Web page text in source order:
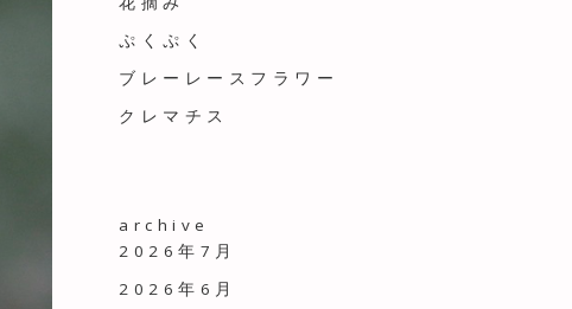
ぷくぷく
ブレーレースフラワー
クレマチス
archive
2026年7月
2026年6月